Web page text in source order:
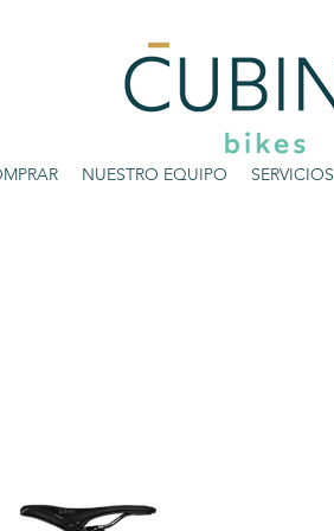
NUESTRO EQUIPO SERVICIOS